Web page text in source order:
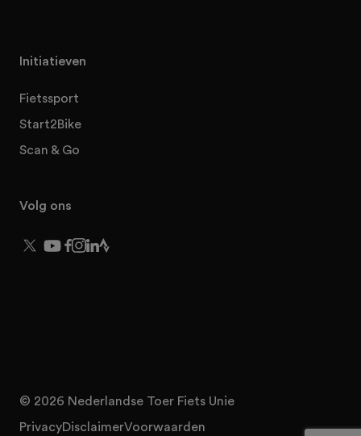
Initiatieven
Fietssport
Start2Bike
Scan & Go
Volg ons
© 2026 Nederlandse Toer Fiets Unie
PrivacyDisclaimerVoorwaarden